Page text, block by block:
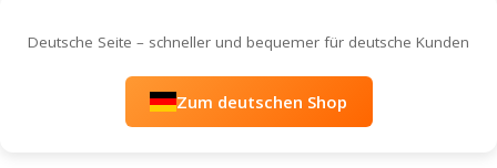
Deutsche Seite – schneller und bequemer für deutsche Kunden
Zum deutschen Shop